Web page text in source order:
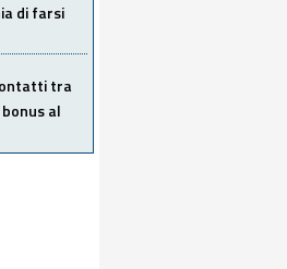
di farsi
tra
al